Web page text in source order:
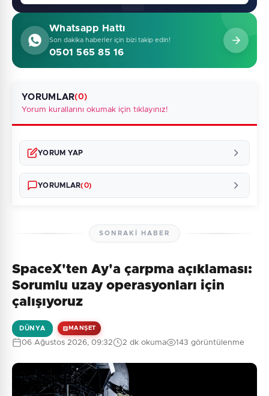
Whatsapp Hattı
Son dakika haberler için bizi takip edin!
0501 565 85 16
YORUMLAR(0)
Yorum kurallarını okumak için tıklayınız!
YORUM YAP
Güvenlik Sorusu:
9 + 1 = ?
YORUMLAR(0)
Henüz yorum yapılmamış. İlk yorumu siz yapın!
SONRAKI HABER
SpaceX'ten Ay'a çarpma açıklaması:
Sorumlu uzay operasyonları için
çalışıyoruz
DÜNYA MANŞET
06 Ağustos 2026, 09:32 2 dk okuma 143 görüntülenme